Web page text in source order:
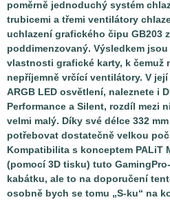
poměrně jednoduchý systém
trubicemi a třemi ventilátory
uchlazení grafického čipu GB203
poddimenzovaný. Výsledkem
vlastnosti grafické karty, k čemuž
nepříjemně vrčící ventilátory. V
ARGB LED osvětlení, naleznete i
Performance a Silent, rozdíl mezi
velmi malý. Díky své délce 332
potřebovat dostatečně velkou
Kompatibilita s konceptem PALiT
(pomocí 3D tisku) tuto
kabátku, ale to na doporučení
osobně bych se tomu „S-ku“ na